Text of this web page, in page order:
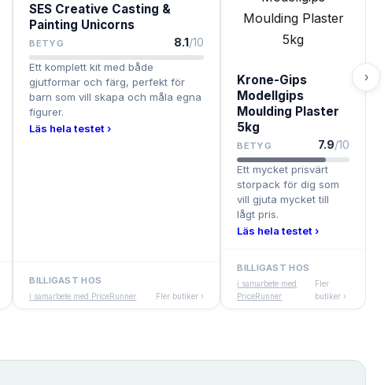
SES Creative Casting &
Painting Unicorns
BETYG 8.1/10
Ett komplett kit med både
gjutformar och färg, perfekt för
barn som vill skapa och måla egna
figurer.
Läs hela testet ›
BILLIGAST HOS
i samarbete med PriceRunner Fler butiker ›
Krone-Gips
Modellgips
Moulding Plaster
5kg
BETYG 7.9/10
Ett mycket prisvärt
storpack för dig som
vill gjuta mycket till
lågt pris.
Läs hela testet ›
BILLIGAST HOS
i samarbete med
PriceRunner
Fler
butiker ›
›